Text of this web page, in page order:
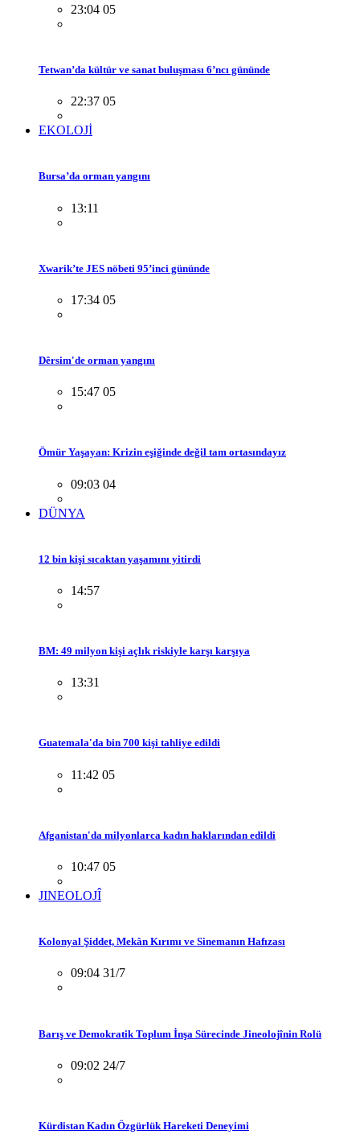
23:04 05
Tetwan’da kültür ve sanat buluşması 6’ncı gününde
22:37 05
EKOLOJİ
Bursa’da orman yangını
13:11
Xwarik’te JES nöbeti 95’inci gününde
17:34 05
Dêrsim'de orman yangını
15:47 05
Ömür Yaşayan: Krizin eşiğinde değil tam ortasındayız
09:03 04
DÜNYA
12 bin kişi sıcaktan yaşamını yitirdi
14:57
BM: 49 milyon kişi açlık riskiyle karşı karşıya
13:31
Guatemala'da bin 700 kişi tahliye edildi
11:42 05
Afganistan'da milyonlarca kadın haklarından edildi
10:47 05
JINEOLOJÎ
Kolonyal Şiddet, Mekân Kırımı ve Sinemanın Hafızası
09:04 31/7
Barış ve Demokratik Toplum İnşa Sürecinde Jineolojînin Rolü
09:02 24/7
Kürdistan Kadın Özgürlük Hareketi Deneyimi